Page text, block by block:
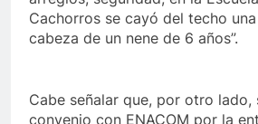
Cachorros se cayó del techo
cabeza de un nene de 6 años”.
Cabe señalar que, por otro lado,
convenio con ENACOM por la